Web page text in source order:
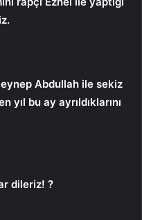
Abdullah ile sekiz
yıl bu ay ayrıldıklarını
dileriz! ?